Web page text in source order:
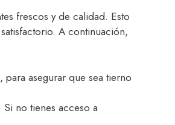
frescos y de calidad. Esto
A continuación,
asegurar que sea tierno
no tienes acceso a